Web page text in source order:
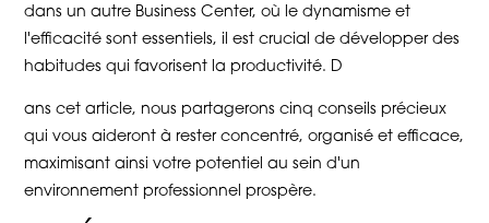
dans un autre Business Center, où le dynamisme et
l'efficacité sont essentiels, il est crucial de développer des
habitudes qui favorisent la productivité. D
ans cet article, nous partagerons cinq conseils précieux
qui vous aideront à rester concentré, organisé et efficace,
maximisant ainsi votre potentiel au sein d'un
environnement professionnel prospère.